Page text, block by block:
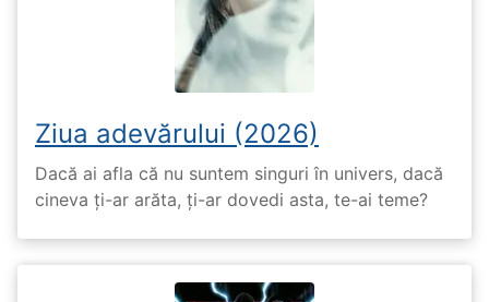
Ziua adevărului (2026)
Dacă ai afla că nu suntem singuri în univers, dacă
cineva ți-ar arăta, ți-ar dovedi asta, te-ai teme?